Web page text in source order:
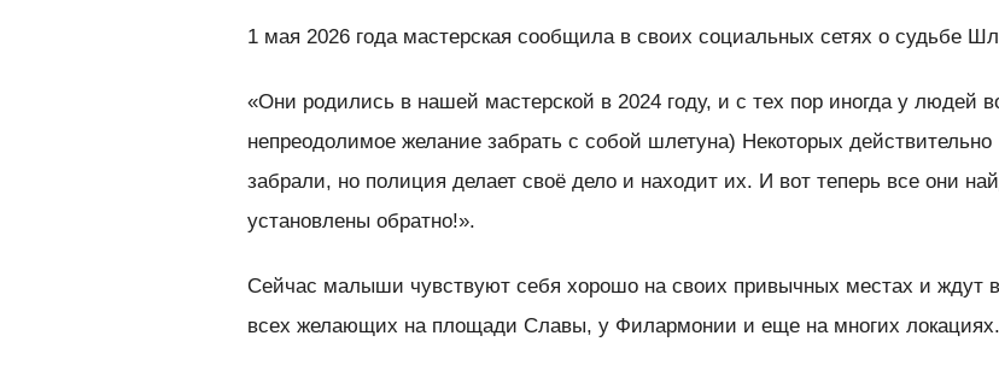
1 мая 2026 года мастерская сообщила в своих социальных сетях о судьбе
«Они родились в нашей мастерской в 2024 году, и с тех пор иногда у людей
непреодолимое желание забрать с собой шлетуна) Некоторых действительно
забрали, но полиция делает своё дело и находит их. И вот теперь все они
установлены обратно!».
Сейчас малыши чувствуют себя хорошо на своих привычных местах и ждут в
всех желающих на площади Славы, у Филармонии и еще на многих локациях.